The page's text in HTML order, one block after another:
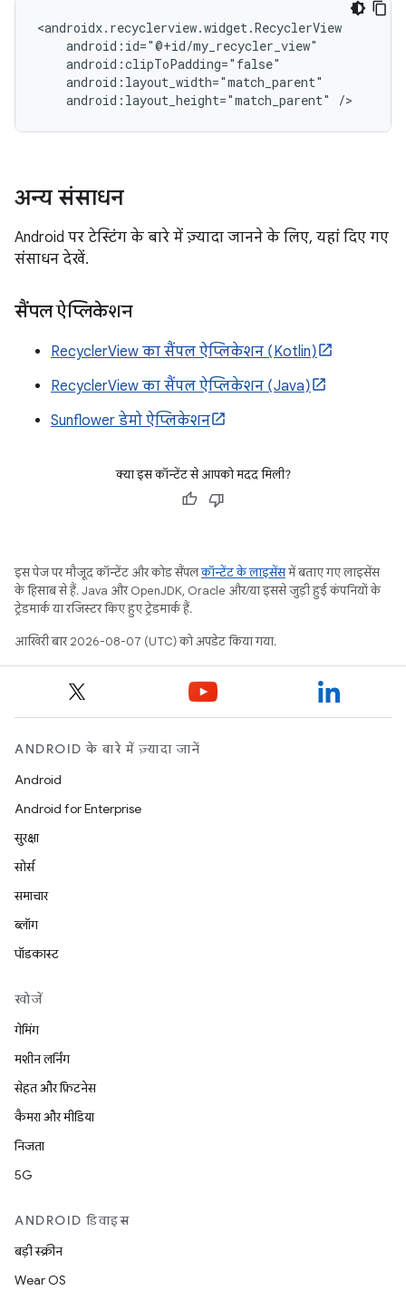
android:layout_height="match_parent"
अन्य संसाधन
Android पर टेस्टिंग के बारे में ज़्यादा जानने के लिए, यहां दिए गए
संसाधन देखें.
सैंपल ऐप्लिकेशन
RecyclerView का सैंपल ऐप्लिकेशन (Kotlin)
RecyclerView का सैंपल ऐप्लिकेशन (Java)
Sunflower डेमो ऐप्लिकेशन
क्या इस कॉन्टेंट से आपको मदद मिली?
इस पेज पर मौजूद कॉन्टेंट और कोड सैंपलकॉन्टेंट के लाइसेंसमें बताए गए लाइसेंस
के हिसाब से हैं. Java और OpenJDK, Oracle और/या इससे जुड़ी हुई कंपनियों के
ट्रेडमार्क या रजिस्टर किए हुए ट्रेडमार्क हैं.
आखिरी बार 2026-08-07 (UTC) को अपडेट किया गया.
ANDROID के बारे में ज़्यादा जानें
Android
Android for Enterprise
सुरक्षा
सोर्स
समाचार
ब्लॉग
पॉडकास्ट
खोजें
गेमिंग
मशीन लर्निंग
सेहत और फ़िटनेस
कैमरा और मीडिया
निजता
5G
ANDROID डिवाइस
बड़ी स्क्रीन
Wear OS